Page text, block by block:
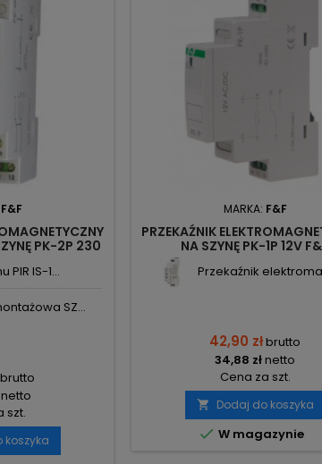
F&F
PK-2P 230
PIR IS-1...
SZ...
brutto
netto
szt.
koszyka
MARKA: F&F
PRZEKAŹNIK
NA SZYNĘ PK-1P 12V
Przekaźnik
42,90 złbrutto
34,88 złnetto
Cena za szt.
 Dodaj do koszyka
 W magazynie